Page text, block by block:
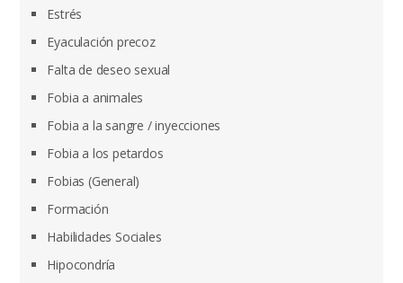
Estrés
Eyaculación precoz
Falta de deseo sexual
Fobia a animales
Fobia a la sangre / inyecciones
Fobia a los petardos
Fobias (General)
Formación
Habilidades Sociales
Hipocondría